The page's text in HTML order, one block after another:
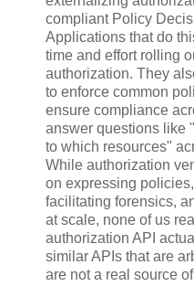
compliant Policy
Applications that do
time and effort rolling
authorization. They
to enforce common
ensure compliance
answer questions like
to which resources"
While authorization
on expressing
facilitating forensics,
at scale, none of us
authorization API
similar APIs that are
are not a real source